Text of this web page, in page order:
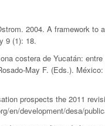
2004. A framework to
9 (1): 18.
de Yucatán: entre
May F. (Eds.).
prospects the 2011
en/development/desa/